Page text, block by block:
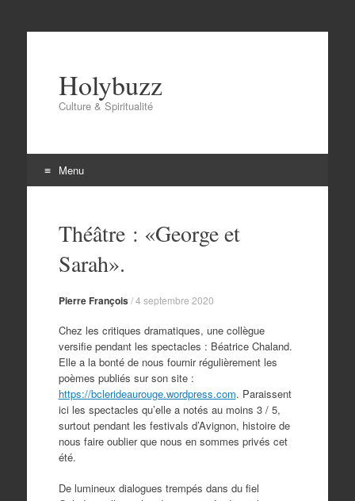
Holybuzz
Culture & Spiritualité
Menu
contenuThéâtre : «George et
Sarah».
Pierre François/4 septembre 2020
Chez les critiques dramatiques, une collègue
versifie pendant les spectacles : Béatrice Chaland.
Elle a la bonté de nous fournir régulièrement les
poèmes publiés sur son site :
https://bclerideaurouge.wordpress.com. Paraissent
ici les spectacles qu’elle a notés au moins 3 / 5,
surtout pendant les festivals d’Avignon, histoire de
nous faire oublier que nous en sommes privés cet
été.
De lumineux dialogues trempés dans du fiel